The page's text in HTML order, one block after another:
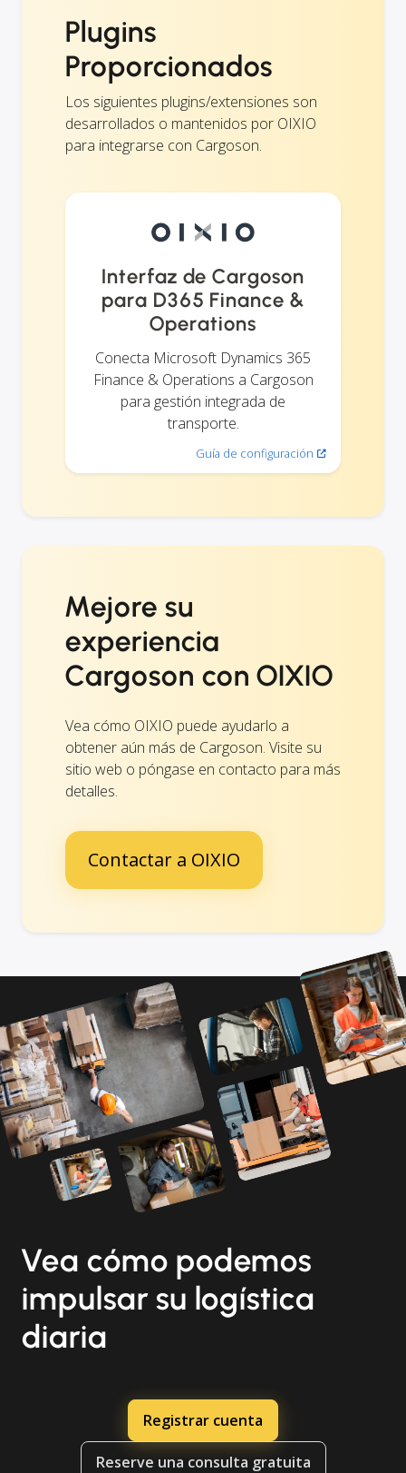
Plugins
Proporcionados
Los siguientes plugins/extensiones son
desarrollados o mantenidos por OIXIO
para integrarse con Cargoson.
Interfaz de Cargoson
para D365 Finance &
Operations
Conecta Microsoft Dynamics 365
Finance & Operations a Cargoson
para gestión integrada de
transporte.
Guía de configuración
Mejore su
experiencia
Cargoson con OIXIO
Vea cómo OIXIO puede ayudarlo a
obtener aún más de Cargoson. Visite su
sitio web o póngase en contacto para más
detalles.
Contactar a OIXIO
Vea cómo podemos
impulsar su logística
diaria
Registrar cuenta
Reserve una consulta gratuita